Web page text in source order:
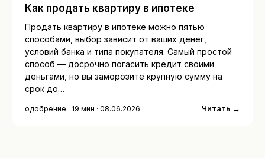
Как продать квартиру в ипотеке
Продать квартиру в ипотеке можно пятью
способами, выбор зависит от ваших денег,
условий банка и типа покупателя. Самый простой
способ — досрочно погасить кредит своими
деньгами, но вы заморозите крупную сумму на
срок до…
одобрение · 19 мин · 08.06.2026 Читать →